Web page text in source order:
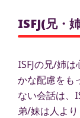
ISFJ(兄・
ISFJの兄/姉
かな配慮をも
ない会話は、
弟/妹は人よ